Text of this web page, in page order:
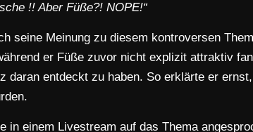
!! Aber Füße?! NOPE!“
seine Meinung zu diesem kontroversen
er Füße zuvor nicht explizit attraktiv
daran entdeckt zu haben. So erklärte er
in einem Livestream auf das Thema